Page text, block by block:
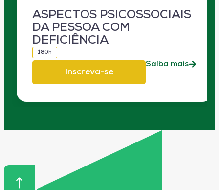
ASPECTOS PSICOSSOCIAIS
DA PESSOA COM
DEFICIÊNCIA
180h
Inscreva-se
Saiba mais